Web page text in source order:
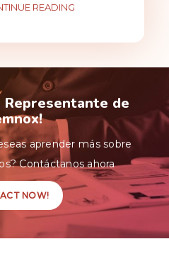
READING
Representante de
aprender más sobre
Contáctanos ahora
NOW!